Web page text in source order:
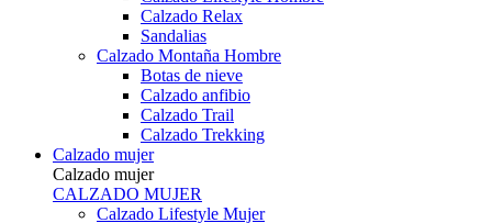
Calzado Relax
Sandalias
Calzado Montaña Hombre
Botas de nieve
Calzado anfibio
Calzado Trail
Calzado Trekking
Calzado mujer
Calzado mujer
CALZADO MUJER
Calzado Lifestyle Mujer